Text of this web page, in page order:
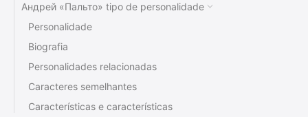
Андрей «Пальто» tipo de personalidade
Personalidade
Biografia
Personalidades relacionadas
Caracteres semelhantes
Características e características